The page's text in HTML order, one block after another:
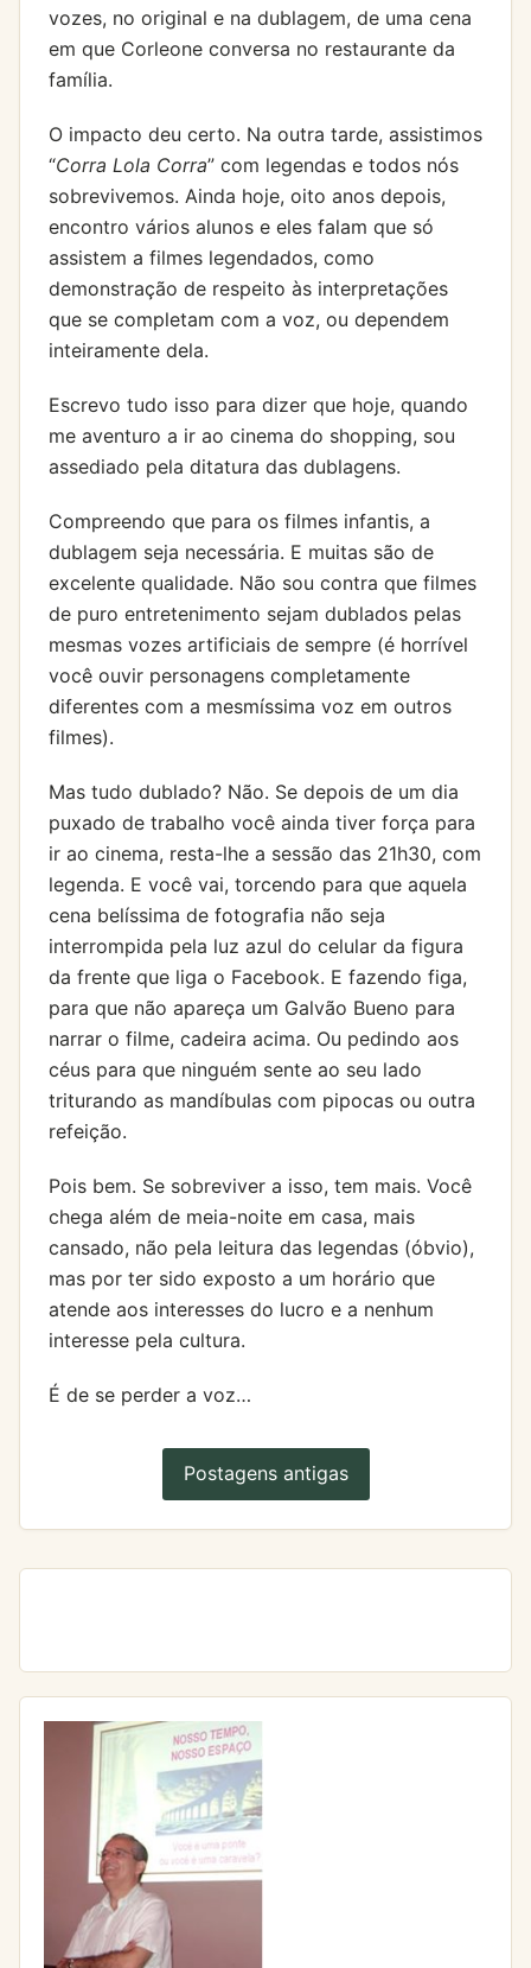
vozes, no original e na dublagem, de uma cena
em que Corleone conversa no restaurante da
família.
O impacto deu certo. Na outra tarde, assistimos
“Corra Lola Corra” com legendas e todos nós
sobrevivemos. Ainda hoje, oito anos depois,
encontro vários alunos e eles falam que só
assistem a filmes legendados, como
demonstração de respeito às interpretações
que se completam com a voz, ou dependem
inteiramente dela.
Escrevo tudo isso para dizer que hoje, quando
me aventuro a ir ao cinema do shopping, sou
assediado pela ditatura das dublagens.
Compreendo que para os filmes infantis, a
dublagem seja necessária. E muitas são de
excelente qualidade. Não sou contra que filmes
de puro entretenimento sejam dublados pelas
mesmas vozes artificiais de sempre (é horrível
você ouvir personagens completamente
diferentes com a mesmíssima voz em outros
filmes).
Mas tudo dublado? Não. Se depois de um dia
puxado de trabalho você ainda tiver força para
ir ao cinema, resta-lhe a sessão das 21h30, com
legenda. E você vai, torcendo para que aquela
cena belíssima de fotografia não seja
interrompida pela luz azul do celular da figura
da frente que liga o Facebook. E fazendo figa,
para que não apareça um Galvão Bueno para
narrar o filme, cadeira acima. Ou pedindo aos
céus para que ninguém sente ao seu lado
triturando as mandíbulas com pipocas ou outra
refeição.
Pois bem. Se sobreviver a isso, tem mais. Você
chega além de meia-noite em casa, mais
cansado, não pela leitura das legendas (óbvio),
mas por ter sido exposto a um horário que
atende aos interesses do lucro e a nenhum
interesse pela cultura.
É de se perder a voz…
Postagens antigas